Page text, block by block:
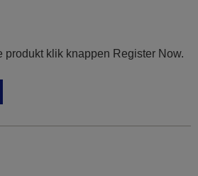
produkt klik knappen Register Now.